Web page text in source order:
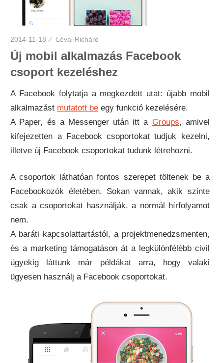
2014-11-18 Lévai Richárd
Új mobil alkalmazás Facebook
csoport kezeléshez
A Facebook folytatja a megkezdett utat: újabb mobil
alkalmazást mutatott be egy funkció kezelésére.
A Paper, és a Messenger után itt a Groups, amivel
kifejezetten a Facebook csoportokat tudjuk kezelni,
illetve új Facebook csoportokat tudunk létrehozni.
A csoportok láthatóan fontos szerepet töltenek be a
Facebookozók életében. Sokan vannak, akik szinte
csak a csoportokat használják, a normál hírfolyamot
nem.
A baráti kapcsolattartástól, a projektmenedzsmenten,
és a marketing támogatáson át a legkülönfélébb civil
ügyekig láttunk már példákat arra, hogy valaki
ügyesen használj a Facebook csoportokat.